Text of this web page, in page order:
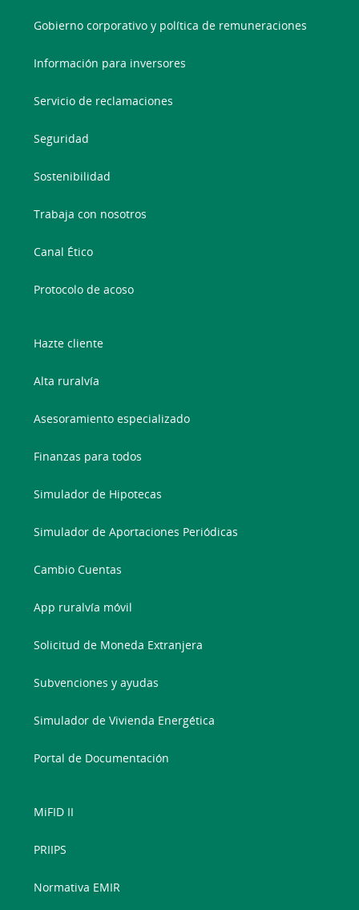
Gobierno corporativo y política de remuneraciones
Información para inversores
Servicio de reclamaciones
Seguridad
Sostenibilidad
Trabaja con nosotros
Canal Ético
Protocolo de acoso
Hazte cliente
Alta ruralvía
Asesoramiento especializado
Finanzas para todos
Simulador de Hipotecas
Simulador de Aportaciones Periódicas
Cambio Cuentas
App ruralvía móvil
Solicitud de Moneda Extranjera
Subvenciones y ayudas
Simulador de Vivienda Energética
Portal de Documentación
MiFID II
PRIIPS
Normativa EMIR